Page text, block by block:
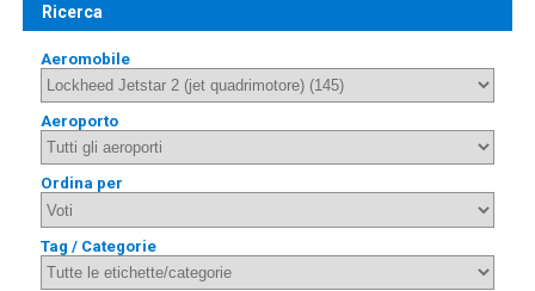
Ricerca
Aeromobile
Aeroporto
Ordina per
Tag / Categorie